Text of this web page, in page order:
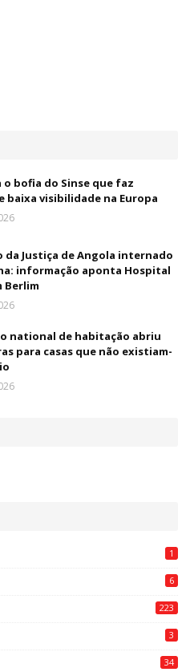
o bofia do Sinse que faz
baixa visibilidade na Europa
da Justiça de Angola internado
informação aponta Hospital
Berlim
national de habitação abriu
para casas que não existiam-
1
6
223
3
34